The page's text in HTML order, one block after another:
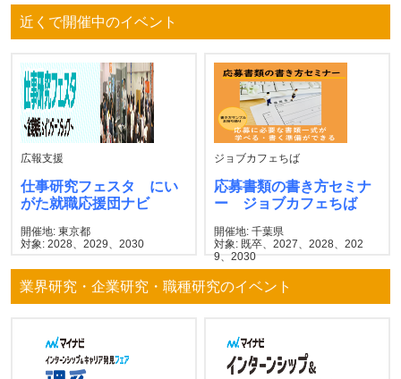
近くで開催中のイベント
広報支援
仕事研究フェスタ にい
がた就職応援団ナビ
開催地: 東京都
対象: 2028、2029、2030
ジョブカフェちば
応募書類の書き方セミナ
ー ジョブカフェちば
開催地: 千葉県
対象: 既卒、2027、2028、202
9、2030
業界研究・企業研究・職種研究のイベント